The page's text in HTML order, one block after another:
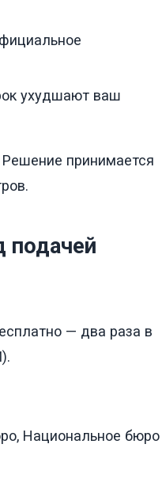
ухудшают ваш
принимается
подачей
— два раза в
Национальное бюро